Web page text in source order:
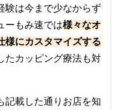
験は今まで少なからず
ーもみ速では様々なオ
様にカスタマイズする
たカッピング療法も対
記載した通りお店を知